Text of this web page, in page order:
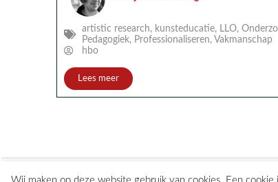
artistic research, kunsteducatie, LLO,
Pedagogiek, Professionaliseren, Vakmanschap
hbo
Lees meer